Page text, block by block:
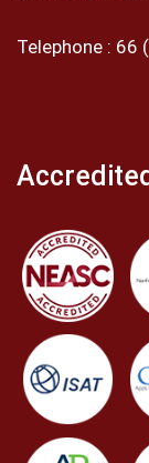
Telephone : 66